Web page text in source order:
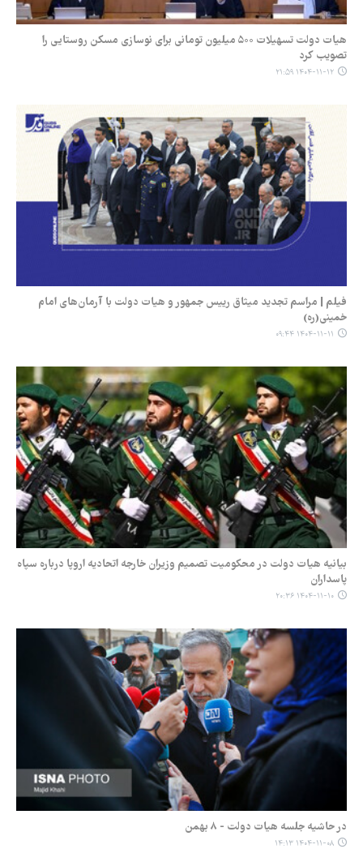
هیات دولت تسهیلات ۵۰۰ میلیون تومانی برای نوسازی مسکن روستایی را
تصویب کرد
۱۴۰۴-۱۱-۱۲ ۲۱:۵۹
فیلم | مراسم تجدید میثاق رییس جمهور و هیات دولت با آرمان‌های امام
خمینی(ره)
۱۴۰۴-۱۱-۱۱ ۰۹:۴۴
بیانیه هیات دولت در محکومیت تصمیم وزیران خارجه اتحادیه اروپا درباره سپاه
پاسداران
۱۴۰۴-۱۱-۱۰ ۲۰:۳۶
در حاشیه جلسه هیات دولت - ۸ بهمن
۱۴۰۴-۱۱-۰۸ ۱۴:۱۳